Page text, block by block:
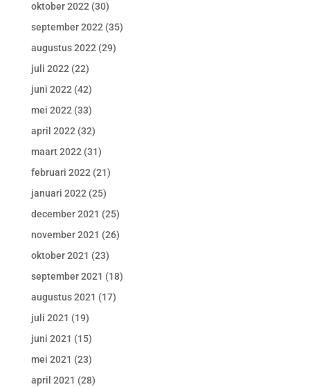
oktober 2022 (30)
september 2022 (35)
augustus 2022 (29)
juli 2022 (22)
juni 2022 (42)
mei 2022 (33)
april 2022 (32)
maart 2022 (31)
februari 2022 (21)
januari 2022 (25)
december 2021 (25)
november 2021 (26)
oktober 2021 (23)
september 2021 (18)
augustus 2021 (17)
juli 2021 (19)
juni 2021 (15)
mei 2021 (23)
april 2021 (28)